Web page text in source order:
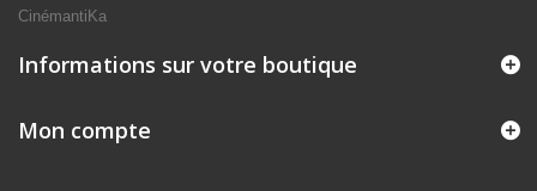
CinémantiKa
Informations sur votre boutique
Mon compte